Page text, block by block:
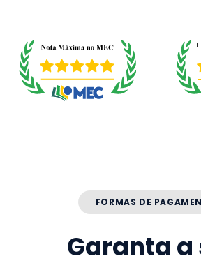
FORMAS DE
Garanta a